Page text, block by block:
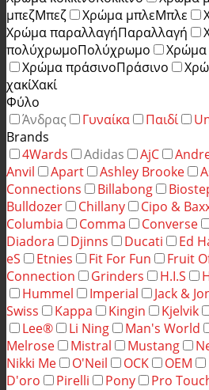
μπεζΜπεζ Χρώμα μπλεΜπλε
Χρώμα παραλλαγήΠαραλλαγή
πολύχρωμοΠολύχρωμο Χρώμα
Χρώμα πράσινοΠράσινο
χακίΧακί
Φύλο
Άνδρας
Γυναίκα Παιδί
Brands
4Wards
Adidas AjC
Anvil
Apart Ashley Brooke
Connections
Billabong
Bulldozer
Chillany Cipo &
Columbia
Comma Converse
Diadora
Djinns Ducati Ed
eS
Etnies Fit For Fun Fruit
Connection
Grinders H.I.S
Hummel
Imperial Jack &
Swiss
Kappa Kingin Kjelvik
Lee®
Li Ning Man's World
Melrose
Mistral Mustang
Nikki Me
O'Neil OCK OEM
D'oro
Pirelli Pony Pro